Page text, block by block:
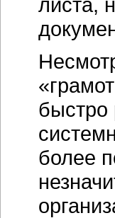
быстро
более